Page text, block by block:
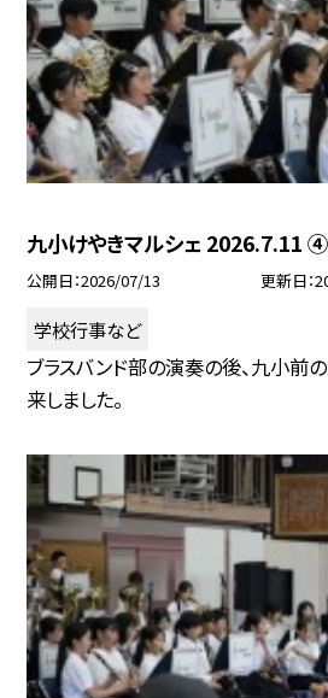
九小けやきマルシェ 2026.7.11 ④
公開日 2026/07/13 更新日
学校行事など
ブラスバンド部の演奏の後、九小前
来しました。